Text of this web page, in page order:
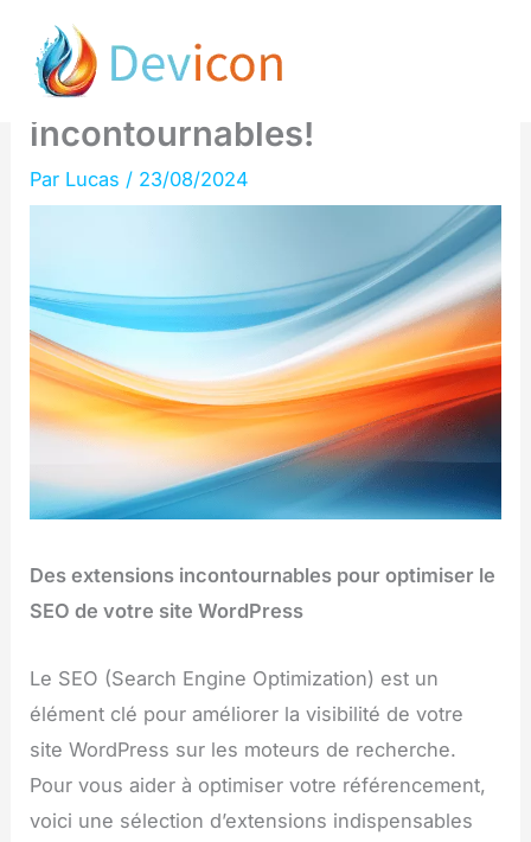
contenu
Boostez votre site avec les
9 plugins SEO WordPress
incontournables!
Par Lucas / 23/08/2024
Des extensions incontournables pour optimiser le
SEO de votre site WordPress
Le SEO (Search Engine Optimization) est un
élément clé pour améliorer la visibilité de votre
site WordPress sur les moteurs de recherche.
Pour vous aider à optimiser votre référencement,
voici une sélection d’extensions indispensables